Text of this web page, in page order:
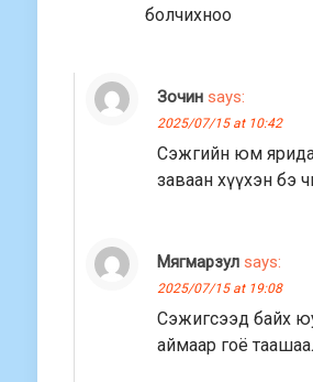
болчихноо
Зочин says:
2025/07/15 at 10:42
Сэжгийн юм
заваан хүүхэн бэ
Мягмарзул says:
2025/07/15 at 19:08
Сэжигсээд байх
аймаар гоё